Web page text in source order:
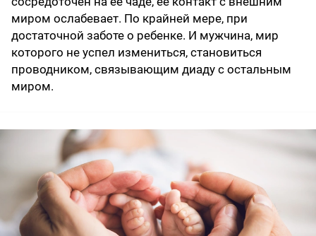
миром ослабевает. По крайней мере, при
достаточной заботе о ребенке. И мужчина, мир
которого не успел измениться, становиться
проводником, связывающим диаду с остальным
миром.